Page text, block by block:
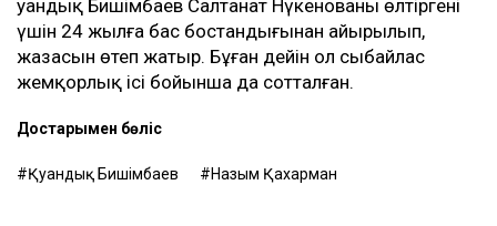
Қуандық Бишімбаев Салтанат Нүкенованы өлтіргені
үшін 24 жылға бас бостандығынан айырылып,
жазасын өтеп жатыр. Бұған дейін ол сыбайлас
жемқорлық ісі бойынша да сотталған.
Достарыңмен бөліс
Қуандық Бишімбаев Назым Қахарман